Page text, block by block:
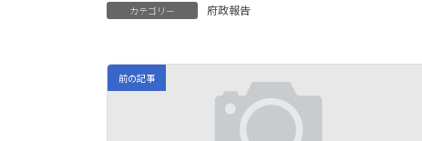
カテゴリー 府政報告
前の記事